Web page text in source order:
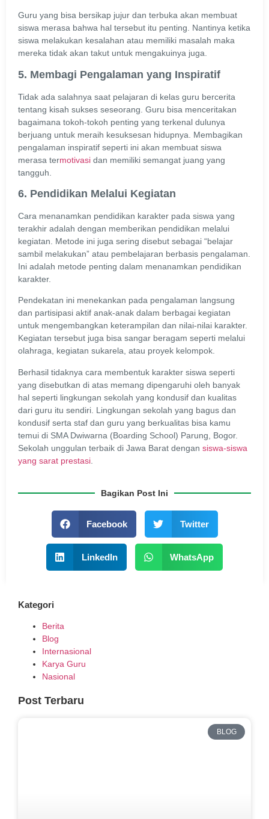
Guru yang bisa bersikap jujur dan terbuka akan membuat
siswa merasa bahwa hal tersebut itu penting. Nantinya ketika
siswa melakukan kesalahan atau memiliki masalah maka
mereka tidak akan takut untuk mengakuinya juga.
5. Membagi Pengalaman yang Inspiratif
Tidak ada salahnya saat pelajaran di kelas guru bercerita
tentang kisah sukses seseorang. Guru bisa menceritakan
bagaimana tokoh-tokoh penting yang terkenal dulunya
berjuang untuk meraih kesuksesan hidupnya. Membagikan
pengalaman inspiratif seperti ini akan membuat siswa
merasa termotivasi dan memiliki semangat juang yang
tangguh.
6. Pendidikan Melalui Kegiatan
Cara menanamkan pendidikan karakter pada siswa yang
terakhir adalah dengan memberikan pendidikan melalui
kegiatan. Metode ini juga sering disebut sebagai “belajar
sambil melakukan” atau pembelajaran berbasis pengalaman.
Ini adalah metode penting dalam menanamkan pendidikan
karakter.
Pendekatan ini menekankan pada pengalaman langsung
dan partisipasi aktif anak-anak dalam berbagai kegiatan
untuk mengembangkan keterampilan dan nilai-nilai karakter.
Kegiatan tersebut juga bisa sangar beragam seperti melalui
olahraga, kegiatan sukarela, atau proyek kelompok.
Berhasil tidaknya cara membentuk karakter siswa seperti
yang disebutkan di atas memang dipengaruhi oleh banyak
hal seperti lingkungan sekolah yang kondusif dan kualitas
dari guru itu sendiri. Lingkungan sekolah yang bagus dan
kondusif serta staf dan guru yang berkualitas bisa kamu
temui di SMA Dwiwarna (Boarding School) Parung, Bogor.
Sekolah unggulan terbaik di Jawa Barat dengan siswa-siswa
yang sarat prestasi
Bagikan Post Ini
Facebook Twitter
LinkedIn WhatsApp
Kategori
Berita
Blog
Internasional
Karya Guru
Nasional
Post Terbaru
BLOG